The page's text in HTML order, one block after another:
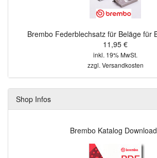
Brembo Federblechsatz für Beläge für
11,95 €
inkl. 19% MwSt.
zzgl.Versandkosten
Shop Infos
Brembo Katalog